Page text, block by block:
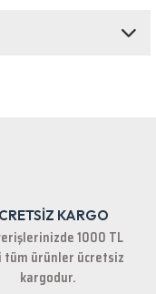
KARGO
1000 TL
tüm ürünler ücretsiz
kargodur.